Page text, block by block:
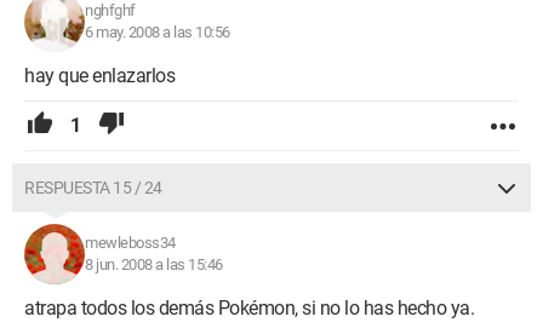
nghfghf
6 may. 2008 a las 10:56
hay que enlazarlos
1
RESPUESTA 15 / 24
mewleboss34
8 jun. 2008 a las 15:46
atrapa todos los demás Pokémon, si no lo has hecho ya.